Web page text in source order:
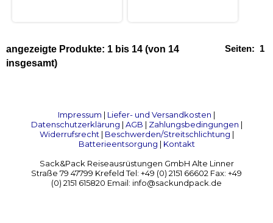
Seiten: 1
angezeigte Produkte: 1 bis 14 (von 14
insgesamt)
Impressum | Liefer- und Versandkosten |
Datenschutzerklärung | AGB | Zahlungsbedingungen |
Widerrufsrecht| Beschwerden/Streitschlichtung |
Batterieentsorgung | Kontakt
Sack&Pack Reiseausrüstungen GmbH Alte Linner
Straße 79 47799 Krefeld Tel: +49 (0) 2151 66602 Fax: +49
(0) 2151 615820 Email: info@sackundpack.de